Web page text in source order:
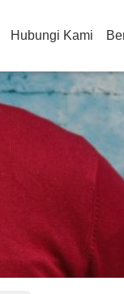
Hubungi Kami